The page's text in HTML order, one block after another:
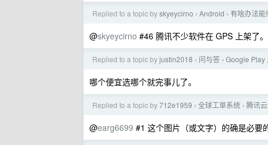
Replied to a topic byskyeycirno › Android › 有啥办法能
@skyeycirno #46 腾讯不少软件在 GPS 上架了。
Replied to a topic byjustin2018 › 问与答 › Google Play
哪个便宜选哪个就完事儿了。
Replied to a topic by712e1959 › 全球工单系统 › 腾讯
@earg6699 #1 这个图片（或文字）的确是必要